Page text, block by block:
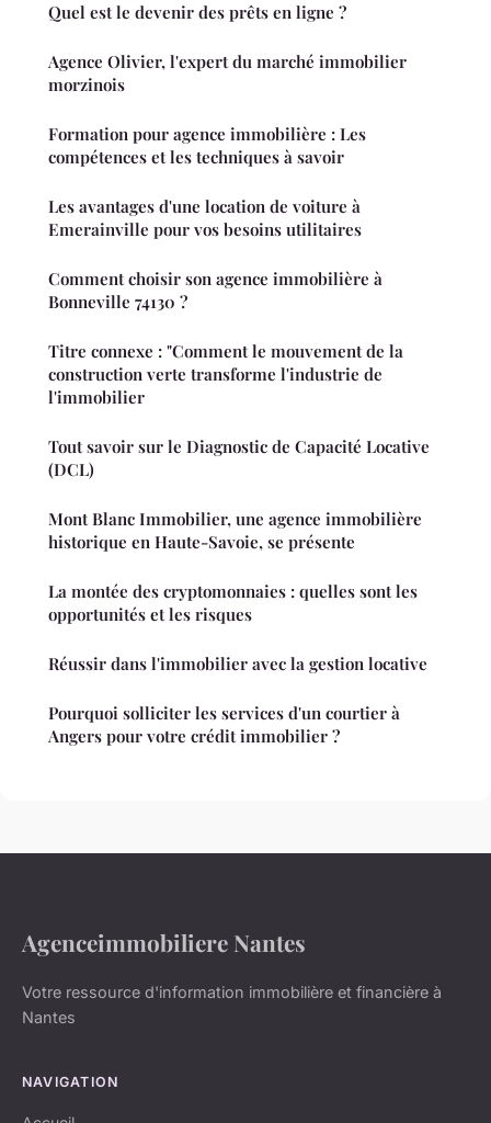
Quel est le devenir des prêts en ligne ?
Agence Olivier, l'expert du marché immobilier
morzinois
Formation pour agence immobilière : Les
compétences et les techniques à savoir
Les avantages d'une location de voiture à
Emerainville pour vos besoins utilitaires
Comment choisir son agence immobilière à
Bonneville 74130 ?
Titre connexe : "Comment le mouvement de la
construction verte transforme l'industrie de
l'immobilier
Tout savoir sur le Diagnostic de Capacité Locative
(DCL)
Mont Blanc Immobilier, une agence immobilière
historique en Haute-Savoie, se présente
La montée des cryptomonnaies : quelles sont les
opportunités et les risques
Réussir dans l'immobilier avec la gestion locative
Pourquoi solliciter les services d'un courtier à
Angers pour votre crédit immobilier ?
Agenceimmobiliere Nantes
Votre ressource d'information immobilière et financière à
Nantes
NAVIGATION